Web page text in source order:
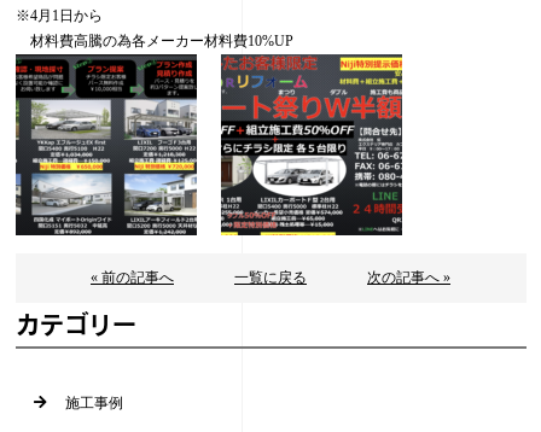
※4月1日から
材料費高騰の為各メーカー材料費10%UP
« 前の記事へ 一覧に戻る 次の記事へ »
カテゴリー
施工事例